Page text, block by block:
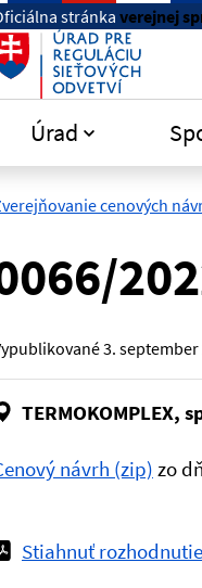
stránkaverejnej
Úrad
cenových
3. september
TERMOKOMPLEX,
návrh (zip) zo
Stiahnuť rozhodnutie